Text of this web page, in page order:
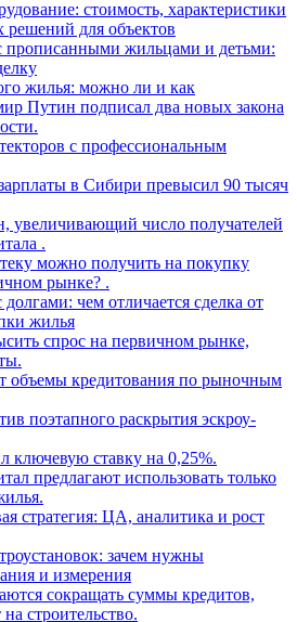
стоимость, характеристики
для объектов
прописанными жильцами и детьми:
жилья: можно ли и как
Путин подписал два новых закона
с профессиональным
в Сибири превысил 90 тысяч
увеличивающий число получателей
.
можно получить на покупку
рынке? .
чем отличается сделка от
жилья
спрос на первичном рынке,
объемы кредитования по рыночным
поэтапного раскрытия эскроу-
ключевую ставку на 0,25%.
предлагают использовать только
стратегия: ЦА, аналитика и рост
зачем нужны
и измерения
сокращать суммы кредитов,
строительство.